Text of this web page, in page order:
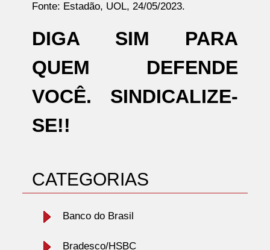
Fonte: Estadão, UOL, 24/05/2023.
DIGA SIM PARA
QUEM DEFENDE
VOCÊ. SINDICALIZE-
SE!!
CATEGORIAS
Banco do Brasil
Bradesco/HSBC